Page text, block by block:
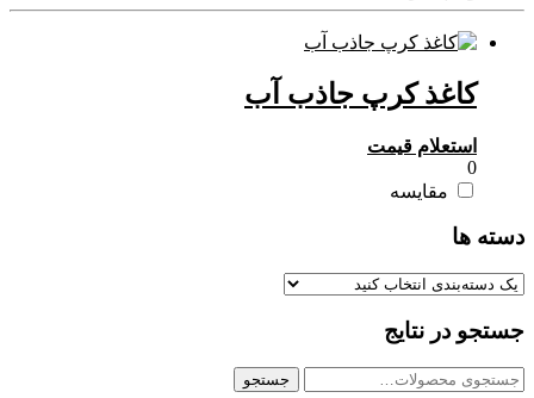
کاغذ کرپ جاذب آب
استعلام قیمت
0
مقایسه
دسته ها
جستجو در نتایج
جستجو
جستجو